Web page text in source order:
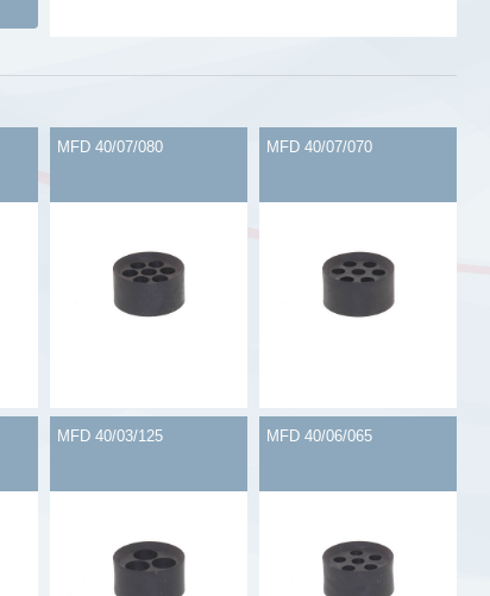
MFD 40/07/080 MFD 40/07/070
MFD 40/03/125 MFD 40/06/065